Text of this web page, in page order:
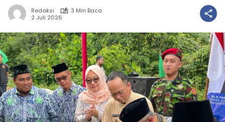
Redaksi
3 Min Baca
2 Juli 2026